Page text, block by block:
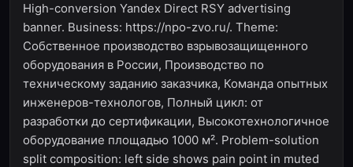
High-conversion Yandex Direct RSY advertising
banner. Business: https://npo-zvo.ru/. Theme:
Собственное производство взрывозащищенного
оборудования в России, Производство по
техническому заданию заказчика, Команда опытных
инженеров-технологов, Полный цикл: от
разработки до сертификации, Высокотехнологичное
оборудование площадью 1000 м². Problem-solution
split composition: left side shows pain point in muted